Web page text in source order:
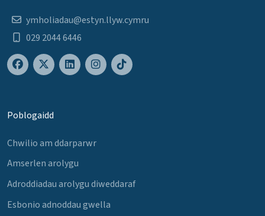
ymholiadau@estyn.llyw.cymru
029 2044 6446
Poblogaidd
Chwilio am ddarparwr
Amserlen arolygu
Adroddiadau arolygu diweddaraf
Esbonio adnoddau gwella